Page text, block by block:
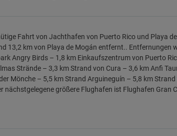
Fahrt von Jachthafen von Puerto Rico und Playa
13,2 km von Playa de Mogán entfernt.. Entfernungen
Angry Birds – 1,8 km Einkaufszentrum von Puerto
Strände – 3,3 km Strand von Cura – 3,6 km Anfi
Mönche – 5,5 km Strand Arguineguín – 5,8 km
größere Flughafen ist Flughafen Gran